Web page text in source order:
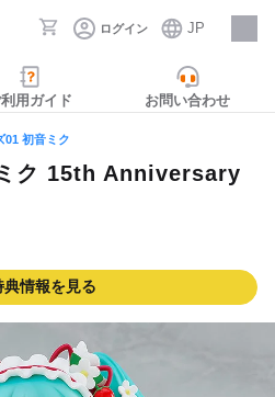
ログイン JP
採用情報
用ガイド お問い合わせ
01 初音ミク
ク 15th Anniversary
典情報を見る